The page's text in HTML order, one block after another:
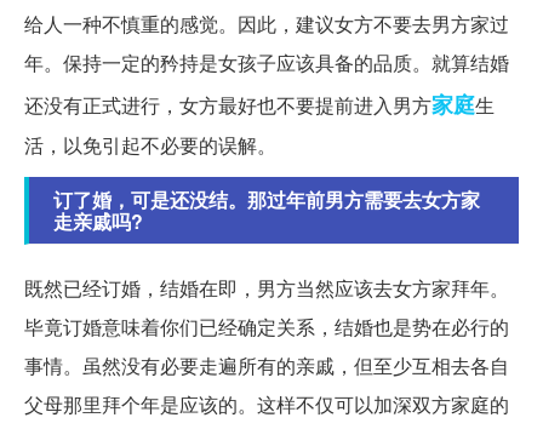
给人一种不慎重的感觉。因此，建议女方不要去男方家过
年。保持一定的矜持是女孩子应该具备的品质。就算结婚
还没有正式进行，女方最好也不要提前进入男方家庭生
活，以免引起不必要的误解。
订了婚，可是还没结。那过年前男方需要去女方家
走亲戚吗?
既然已经订婚，结婚在即，男方当然应该去女方家拜年。
毕竟订婚意味着你们已经确定关系，结婚也是势在必行的
事情。虽然没有必要走遍所有的亲戚，但至少互相去各自
父母那里拜个年是应该的。这样不仅可以加深双方家庭的